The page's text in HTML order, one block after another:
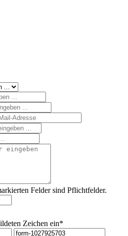
Felder sind Pflichtfelder.
Zeichen ein*